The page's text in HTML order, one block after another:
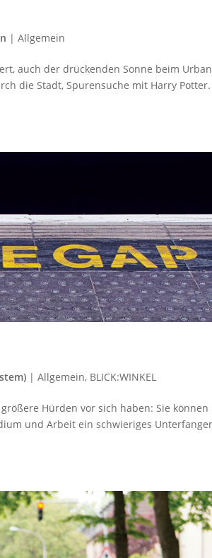
|Allgemein
auch der drückenden Sonne beim Urban
die Stadt, Spurensuche mit Harry Potter.
|Allgemein, BLICK:WINKEL
Hürden vor sich haben: Sie können
und Arbeit ein schwieriges